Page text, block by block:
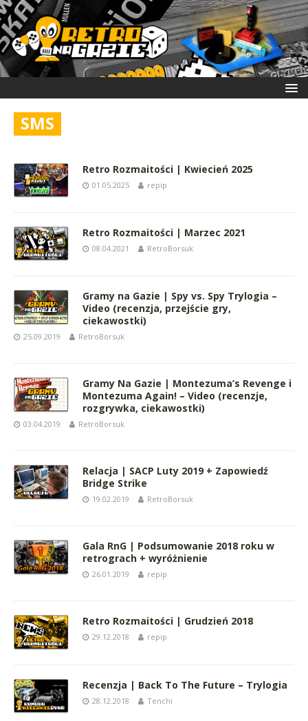
SMS
Retro Rozmaitości | Kwiecień 2025
01.05.2025 repip
Retro Rozmaitości | Marzec 2021
08.04.2021 RetroBorsuk
Gramy na Gazie | Spy vs. Spy Trylogia –
Video (recenzja, przejście gry,
ciekawostki)
25.09.2019 RetroBorsuk
Gramy Na Gazie | Montezuma’s Revenge i
Montezuma Again! – Video (recenzje,
rozgrywka, ciekawostki)
03.04.2019 RetroBorsuk
Relacja | SACP Luty 2019 + Zapowiedź
Bridge Strike
19.02.2019 RetroBorsuk
Gala RnG | Podsumowanie 2018 roku w
retrograch + wyróżnienie
26.01.2019 repip
Retro Rozmaitości | Grudzień 2018
29.12.2018 repip
Recenzja | Back To The Future – Trylogia
28.12.2018 Tenchi